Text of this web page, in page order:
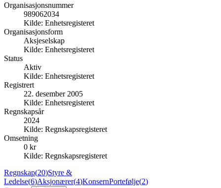
Organisasjonsnummer
989062034
Kilde: Enhetsregisteret
Organisasjonsform
Aksjeselskap
Kilde: Enhetsregisteret
Status
Aktiv
Kilde: Enhetsregisteret
Registrert
22. desember 2005
Kilde: Enhetsregisteret
Regnskapsår
2024
Kilde: Regnskapsregisteret
Omsetning
0 kr
Kilde: Regnskapsregisteret
Regnskap(20)Styre &
Ledelse(6)Aksjonærer(4)KonsernPortefølje(2)